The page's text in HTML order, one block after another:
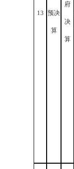
13 预决
算
府
决
算